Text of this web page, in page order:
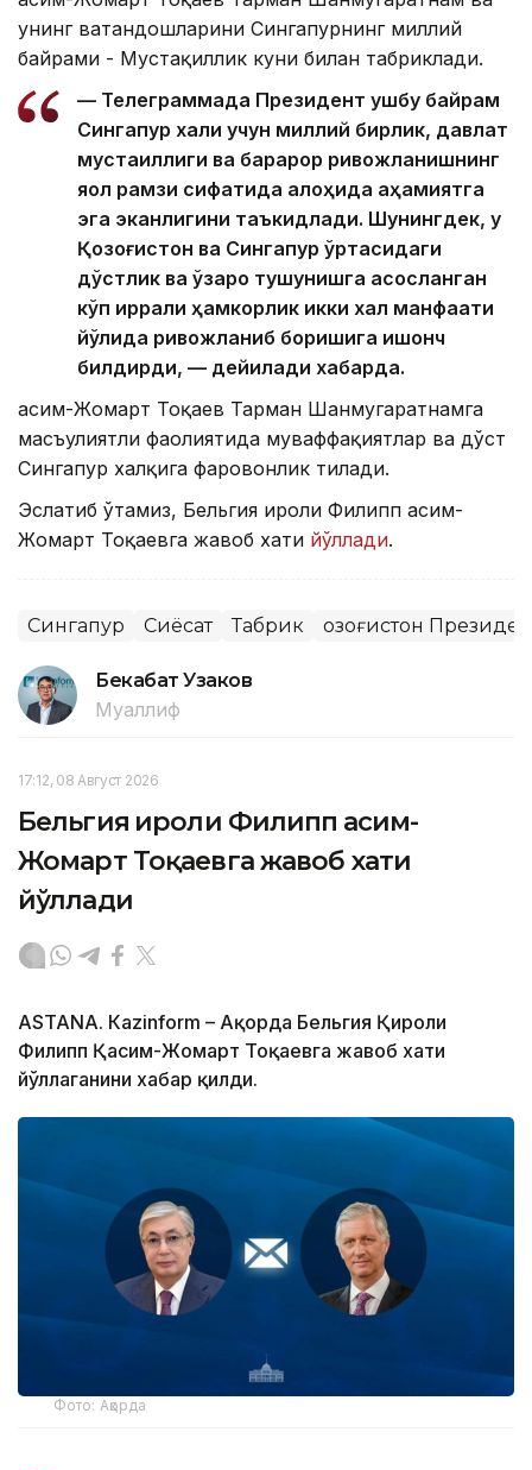
унинг ватандошларини Сингапурнинг миллий
байрами - Мустақиллик куни билан табриклади.
— Телеграммада Президент ушбу байрам
Сингапур халқи учун миллий бирлик, давлат
мустақиллиги ва барқарор ривожланишнинг
яққол рамзи сифатида алоҳида аҳамиятга
эга эканлигини таъкидлади. Шунингдек, у
Қозоғистон ва Сингапур ўртасидаги
дўстлик ва ўзаро тушунишга асосланган
кўп қиррали ҳамкорлик икки халқ манфаати
йўлида ривожланиб боришига ишонч
билдирди, — дейилади хабарда.
Қасим-Жомарт Тоқаев Тарман Шанмугаратнамга
масъулиятли фаолиятида муваффақиятлар ва дўст
Сингапур халқига фаровонлик тилади.
Эслатиб ўтамиз, Бельгия Қироли Филипп Қасим-
Жомарт Тоқаевга жавоб хати йўллади.
Сингапур Сиёсат Табрик Қозоғистон
Бекабат Узаков
Муаллиф
17:12, 08 Август 2026
Бельгия Қироли Филипп Қасим-
Жомарт Тоқаевга жавоб хати
йўллади
ASTANА. Кazinform – Ақорда Бельгия Қироли
Филипп Қасим-Жомарт Тоқаевга жавоб хати
йўллаганини хабар қилди.
Фото: Ақорда